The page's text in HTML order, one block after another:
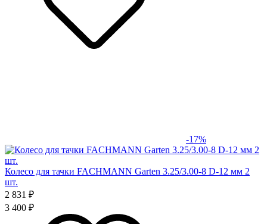
-17%
Колесо для тачки FACHMANN Garten 3.25/3.00-8 D-12 мм 2
шт.
2 831 ₽
3 400 ₽